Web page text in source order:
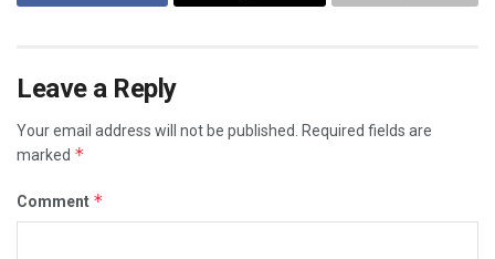
Leave a Reply
Your email address will not be published.
Required fields are
marked *
Comment *